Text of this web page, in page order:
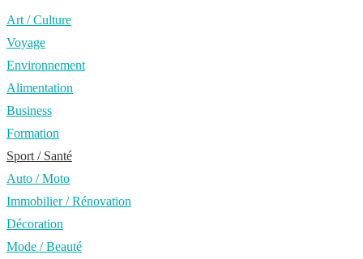
Art / Culture
Voyage
Environnement
Alimentation
Business
Formation
Sport / Santé
Auto / Moto
Immobilier / Rénovation
Décoration
Mode / Beauté